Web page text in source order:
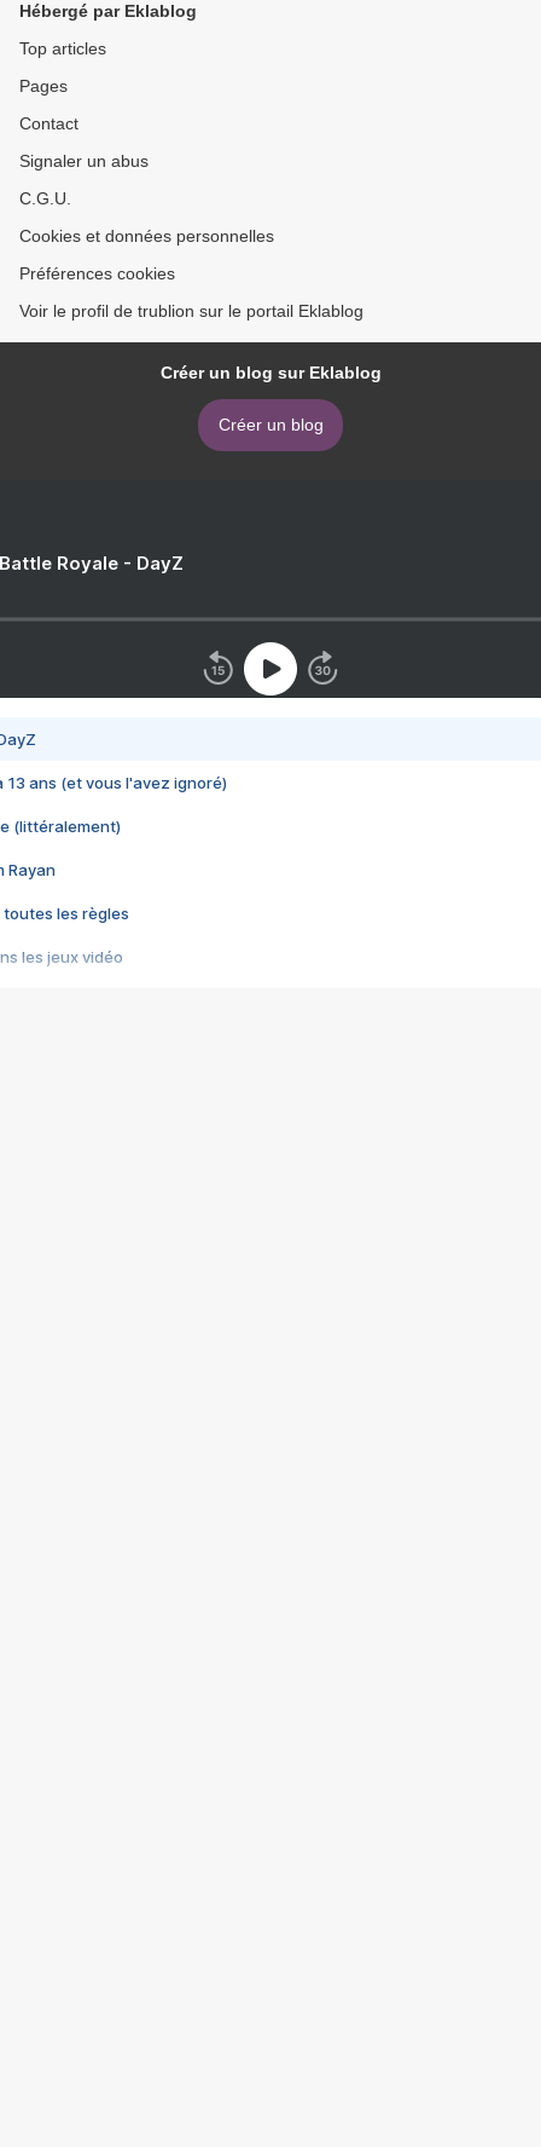
Hébergé par Eklablog
Top articles
Pages
Contact
Signaler un abus
C.G.U.
Cookies et données personnelles
Préférences cookies
Voir le profil de trublion sur le portail Eklablog
Créer un blog sur Eklablog
Créer un blog
Royale - DayZ
13 ans (et vous l'avez ignoré)
(littéralement)
Rayan
toutes les règles
les jeux vidéo